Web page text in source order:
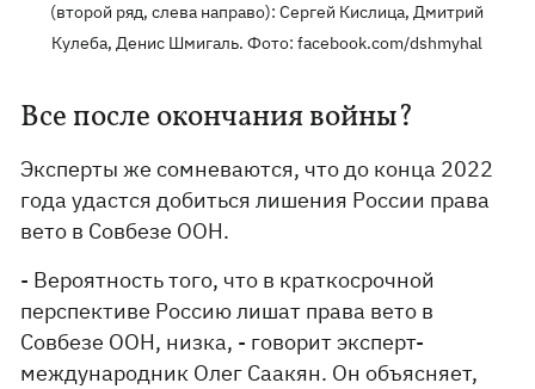
(второй ряд, слева направо): Сергей Кислица, Дмитрий
Кулеба, Денис Шмигаль. Фото: facebook.com/dshmyhal
Все после окончания войны?
Эксперты же сомневаются, что до конца 2022
года удастся добиться лишения России права
вето в Совбезе ООН.
- Вероятность того, что в краткосрочной
перспективе Россию лишат права вето в
Совбезе ООН, низка, - говорит эксперт-
международник Олег Саакян. Он объясняет,